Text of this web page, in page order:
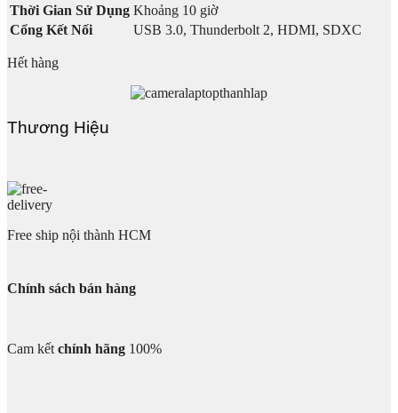
Thời Gian Sử Dụng Khoảng 10 giờ
Cổng Kết Nối
USB 3.0, Thunderbolt 2, HDMI, SDXC
Hết hàng
Thương Hiệu
Free ship nội thành HCM
Chính sách bán hàng
Cam kết chính hãng 100%